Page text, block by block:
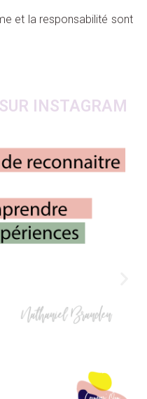
et la responsabilité sont
INSTAGRAM